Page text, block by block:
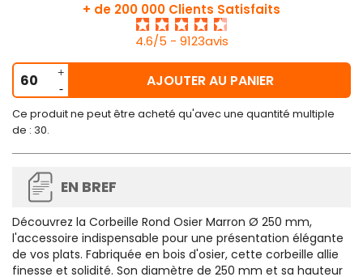
+ de 200 000 Clients Satisfaits
4.6/5 - 9123avis
AJOUTER AU PANIER
Ce produit ne peut être acheté qu'avec une quantité multiple
de : 30.
EN BREF
Découvrez la Corbeille Rond Osier Marron Ø 250 mm,
l'accessoire indispensable pour une présentation élégante
de vos plats. Fabriquée en bois d'osier, cette corbeille allie
finesse et solidité. Son diamètre de 250 mm et sa hauteur